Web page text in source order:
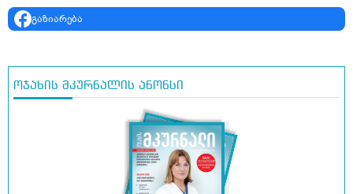
გაზიარება
ოჯახის მკურნალის ანონსი